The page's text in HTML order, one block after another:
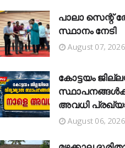
പാലാ സെന്റ്
സ്ഥാനം നേടി
August 07, 2026
കോട്ടയം
അവധി
August 06, 2026